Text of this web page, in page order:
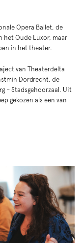
Opera Ballet, de
het Oude Luxor, maar
in het theater.
van Theaterdelta
Dordrecht, de
– Stadsgehoorzaal. Uit
gekozen als een van